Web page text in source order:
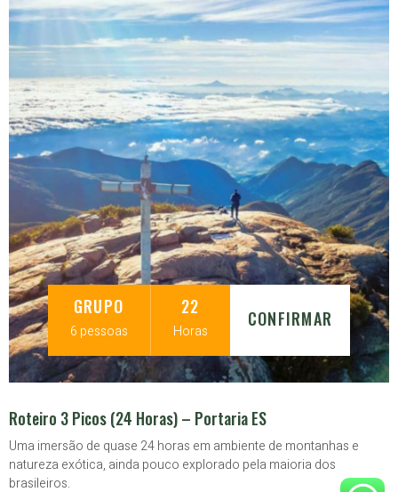
GRUPO
6 pessoas
22
Horas
CONFIRMAR
Roteiro 3 Picos (24 Horas) – Portaria ES
Uma imersão de quase 24 horas em ambiente de montanhas e
natureza exótica, ainda pouco explorado pela maioria dos
brasileiros.